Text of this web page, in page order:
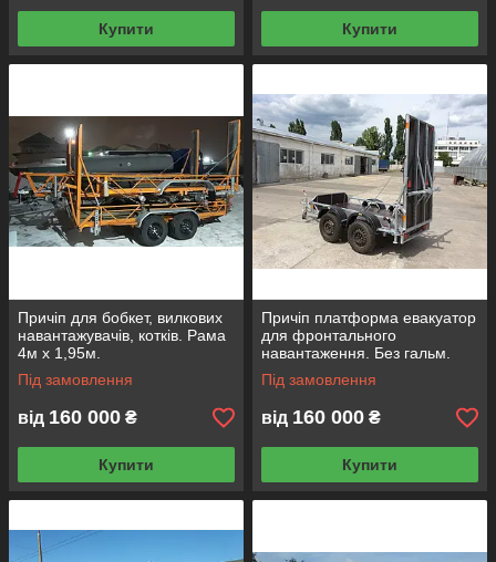
Купити Купити
Причіп для бобкет, вилкових
навантажувачів, котків. Рама
4м х 1,95м.
Під замовлення
від 160 000 ₴
Купити
Причіп платформа евакуатор
для фронтального
навантаження. Без гальм.
Під замовлення
від 160 000 ₴
Купити